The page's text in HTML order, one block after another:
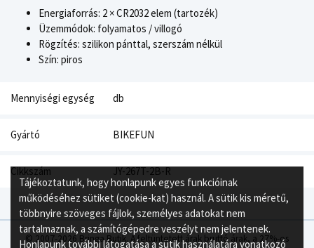
Energiaforrás: 2 × CR2032 elem (tartozék)
Üzemmódok: folyamatos / villogó
Rögzítés: szilikon pánttal, szerszám nélkül
Szín: piros
Mennyiségi egység db
Gyártó BIKEFUN
Cikkszám JY-267T-2B-R
© 2007-2026 Bringa Butik. A feltüntetett árak bruttó árak, a 27%-os
Tájékoztatunk, hogy honlapunk egyes funkcióinak
működéséhez sütiket (cookie-kat) használ. A sütik kis méretű,
többnyire szöveges fájlok, személyes adatokat nem
tartalmaznak, a számítógépedre veszélyt nem jelentenek.
Honlapunk további látogatása a sütik használatára vonatkozó